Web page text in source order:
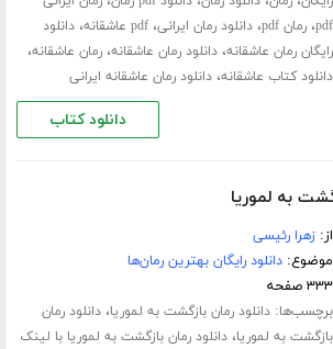
pdf،رمان pdf ،دانلود رمان ایرانی،pdf عاشقانه ،دانلود
رایگان رمان عاشقانه،دانلود رمان عاشقانه،رمان عاشقانه،
دانلود کتاب عاشقانه،دانلود رمان عاشقانه ایرانی
دانلود کتاب
به لموریا
از:زهرا رئیسی
موضوع:دانلود رایگان بهترین رمان‌ها
۳۳۳ صفحه
برچسب‌ها:دانلود رمان بازگشت به لموریا،دانلود رمان
بازگشت به لموریا،دانلود رمان بازگشت به لموریا با لینک